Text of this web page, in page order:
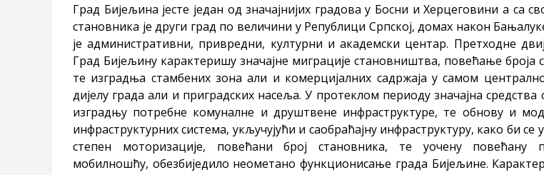
Град Бијељина јесте један од значајнијих градова у Босни и Херцеговини а са
становника је други град по величини у Републици Српској, домах након
је административни, привредни, културни и академски центар. Претходне
Град Бијељину карактеришу значајне миграције становништва, повећање броја
те изградња стамбених зона али и комерцијалних садржаја у самом
дијелу града али и приградских насеља. У протеклом периоду значајна средства
изградњу потребне комуналне и друштвене инфраструктуре, те обнову и
инфраструктурних система, укључујући и саобраћајну инфраструктуру, како би се
степен моторизације, повећани број становника, те уочену повећану
мобилношћу, обезбиједило неометано функционисање града Бијељине.